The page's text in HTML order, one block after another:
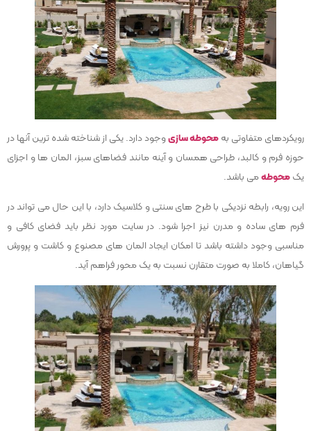
رویکردهای متفاوتی بهمحوطه سازیوجود دارد. یکی از شناخته شده ترین آنها در
حوزه فرم و کالبد، طراحی همسان و آینه مانند فضاهای سبز، المان ها و اجزای
یکمحوطهمی باشد.
این رویه، رابطه نزدیکی با طرح های سنتی و کلاسیک دارد، با این حال می تواند در
فرم های ساده و مدرن نیز اجرا شود. در سایت مورد نظر باید فضای کافی و
مناسبی وجود داشته باشد تا امکان ایجاد المان های مصنوع و کاشت و پرورش
گیاهان، کاملا به صورت متقارن نسبت به یک محور فراهم آید.